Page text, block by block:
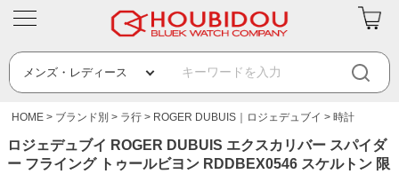
HOME ブランド別 ラ行 ROGER DUBUIS｜ロジェデュブイ 時計
ロジェデュブイ ROGER DUBUIS エクスカリバー スパイダ
ー フライング トゥールビヨン RDDBEX0546 スケルトン 限